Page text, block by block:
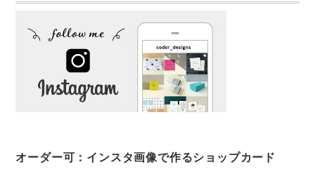
オーダー可：インスタ画像で作るショップカード